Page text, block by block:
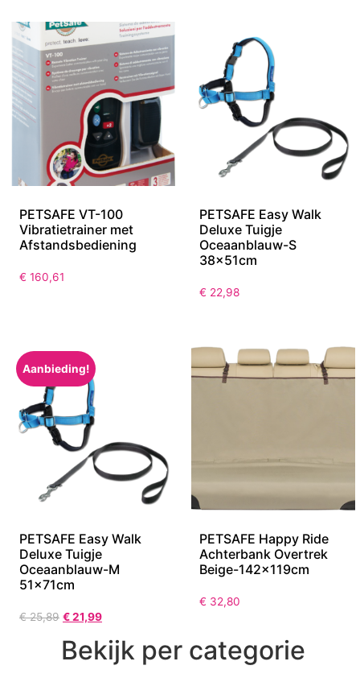
PETSAFE VT-100
Vibratietrainer met
Afstandsbediening
€ 160,61
PETSAFE Easy Walk
Deluxe Tuigje
Oceaanblauw-S
38x51cm
€ 22,98
Aanbieding!
PETSAFE Easy Walk
Deluxe Tuigje
Oceaanblauw-M
51x71cm
€25,89 €21,99
PETSAFE Happy Ride
Achterbank Overtrek
Beige-142x119cm
€ 32,80
Bekijk per categorie